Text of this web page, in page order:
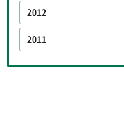
2012
2011